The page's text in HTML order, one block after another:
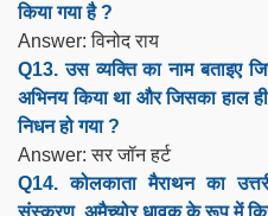
किया गया है ?
Answer: विनोद राय
Q13. उस व्यक्ति का नाम बताइए
अभिनय किया था और जिसका हाल
निधन हो गया ?
Answer: सर जॉन हर्ट
Q14. कोलकाता मैराथन का
संस्करण, अमैच्योर धावक के रूप में